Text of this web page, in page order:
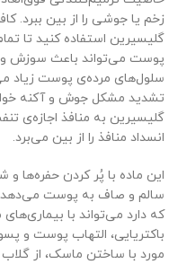
زخم یا جوشی را از بین ببرد.
گلیسیرین استفاده کنید تا
پوست می‌تواند باعث سوزش و
سلول‌های مرده‌ی پوست زیاد
تشدید مشکل جوش و آکنه
گلیسیرین به منافذ اجازه‌ی
انسداد منافذ را از بین می‌برد.
این ماده با پُر کردن
سالم و صاف به پوست می‌دهد.
که دارد می‌تواند با
باکتریایی، التهاب پوست و
مورد با ساختن ماسک، از